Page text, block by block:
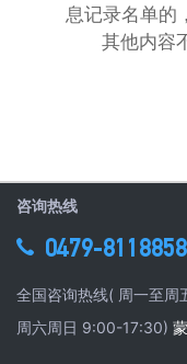
息记录名单的
其他内容
咨询热线
0479-8118858
全国咨询热线( 周一至
周六周日 9:00-17:30)